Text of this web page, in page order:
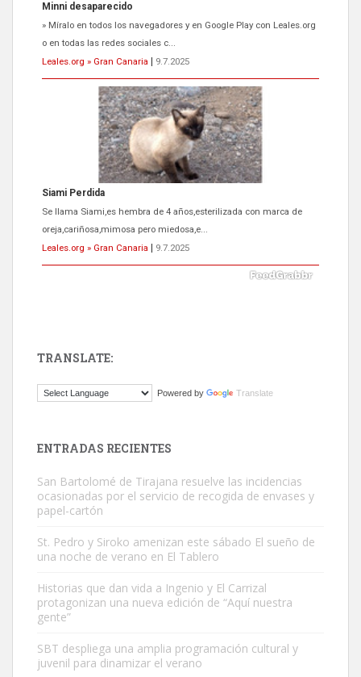
Siami Perdida
Se llama Siami,es hembra de 4 años,esterilizada con marca de
oreja,cariñosa,mimosa pero miedosa,e...
Leales.org » Gran Canaria
9.7.2025
ADOPCIÓN URGENTE GATA TEROR GRAN CANARIA
El ayuntamiento se va a llevar a Los Gatos callejeros de la zona los
próximos días, ella incluida...
Leales.org » Gran Canaria
9.7.2025
Este gato macho ha aparecido en la calle hace menos de un mes,
Busco adopción responsable para mi perra. Pastor alemán,
hembra, 4 años. Por motivos personales ...
Leales.org » Gran Canaria
TRANSLATE:
Powered by Translate
ENTRADAS RECIENTES
San Bartolomé de Tirajana resuelve las incidencias
ocasionadas por el servicio de recogida de envases y
papel-cartón
St. Pedro y Siroko amenizan este sábado El sueño de
una noche de verano en El Tablero
Historias que dan vida a Ingenio y El Carrizal
protagonizan una nueva edición de “Aquí nuestra
gente”
SBT despliega una amplia programación cultural y
juvenil para dinamizar el verano